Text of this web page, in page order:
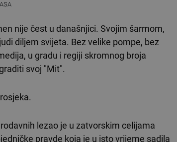
nije čest u današnjici. Svojim šarmom,
diljem svijeta. Bez velike pompe, bez
u gradu i regiji skromnog broja
svoj "Mit".
lezao je u zatvorskim celijama
pravde koja je u isto vrijeme sadila